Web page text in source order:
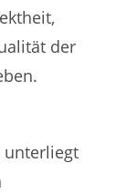
der
unterliegt